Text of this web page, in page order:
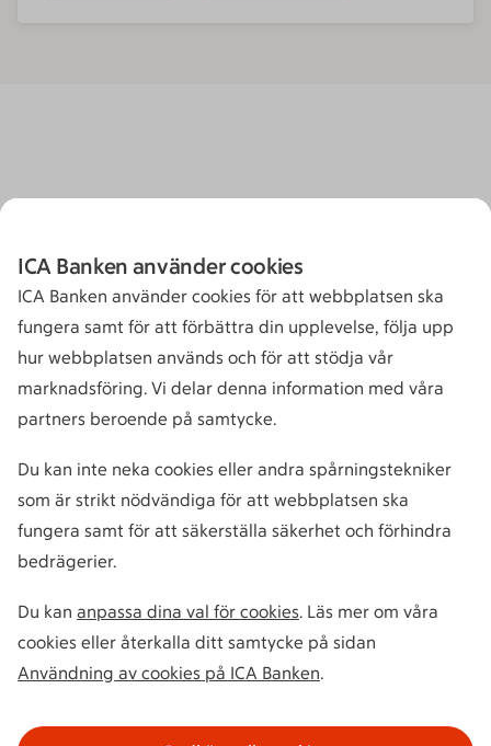
ICA Banken använder cookies
ICA Banken använder cookies för att webbplatsen ska
fungera samt för att förbättra din upplevelse, följa upp
hur webbplatsen används och för att stödja vår
marknadsföring. Vi delar denna information med våra
partners beroende på samtycke.
Du kan inte neka cookies eller andra spårningstekniker
som är strikt nödvändiga för att webbplatsen ska
fungera samt för att säkerställa säkerhet och förhindra
bedrägerier.
Du kan anpassa dina val för cookies. Läs mer om våra
cookies eller återkalla ditt samtycke på sidan
Användning av cookies på ICA Banken.